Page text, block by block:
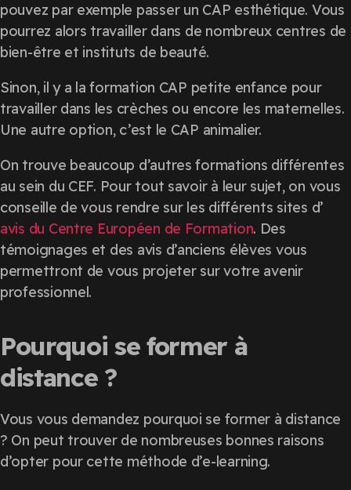
pouvez par exemple passer un CAP esthétique. Vous
pourrez alors travailler dans de nombreux centres de
bien-être et instituts de beauté.
Sinon, il y a la formation CAP petite enfance pour
travailler dans les crèches ou encore les maternelles.
Une autre option, c’est le CAP animalier.
On trouve beaucoup d’autres formations différentes
au sein du CEF. Pour tout savoir à leur sujet, on vous
conseille de vous rendre sur les différents sites d’
avis du Centre Européen de Formation. Des
témoignages et des avis d’anciens élèves vous
permettront de vous projeter sur votre avenir
professionnel.
Pourquoi se former à
distance ?
Vous vous demandez pourquoi se former à distance
? On peut trouver de nombreuses bonnes raisons
d’opter pour cette méthode d’e-learning.